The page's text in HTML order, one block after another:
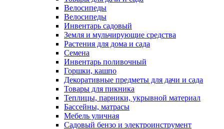
Велосипеды
Велосипеды
Инвентарь садовый
Земля и мульчирующие средства
Растения для дома и сада
Семена
Инвентарь поливочный
Горшки, кашпо
Декоративные предметы для дачи и сада
Товары для пикника
Теплицы, парники, укрывной материал
Бассейны, матрасы
Мебель уличная
Садовый бензо и электроинструмент